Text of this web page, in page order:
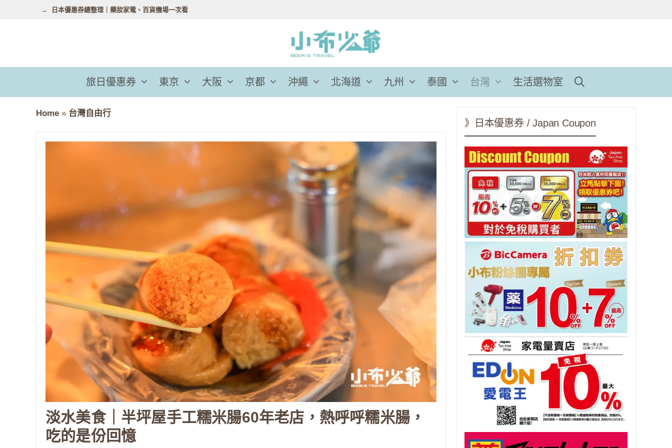
容
日本優惠券總整理｜藥妝家電、百貨機場一次看
旅日優惠券 東京 大阪 京都 沖繩 北海道 九州 泰國 台灣 生活選物室
Home » 台灣自由行
淡水美食｜半坪屋手工糯米腸60年老店，熱呼呼糯米腸，
吃的是份回憶
》日本優惠券 / Japan Coupon